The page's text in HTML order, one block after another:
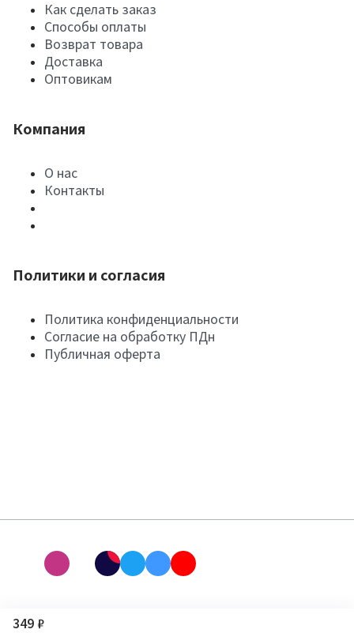
349 ₽
Как сделать заказ
Способы оплаты
Возврат товара
Доставка
Оптовикам
Компания
О нас
Контакты
Политики и согласия
Политика конфиденциальности
Согласие на обработку ПДн
Публичная оферта